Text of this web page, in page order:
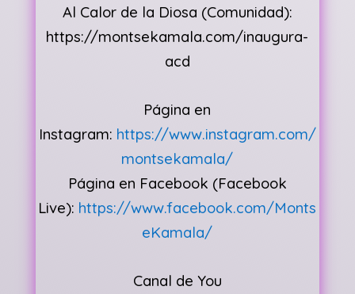
Al Calor de la Diosa (Comunidad):
https://montsekamala.com/inaugura-
acd
Página en
Instagram: https://www.instagram.com/
montsekamala/
Página en Facebook (Facebook
Live): https://www.facebook.com/Monts
eKamala/
Canal de You